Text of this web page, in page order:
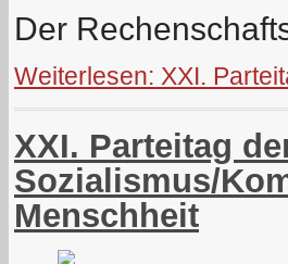
Der
Weiterlesen: XXI.
XXI. Parteitag
Sozialismus/
Menschheit